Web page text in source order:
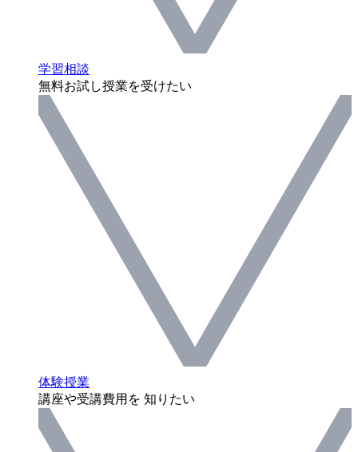
学習相談
無料お試し授業を受けたい
体験授業
講座や受講費用を 知りたい